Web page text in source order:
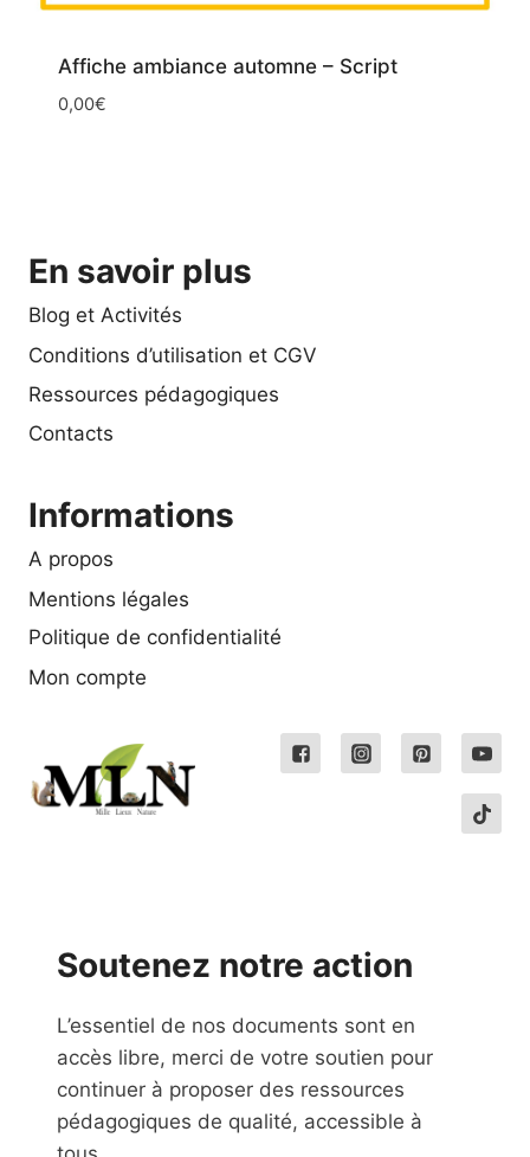
Affiche ambiance automne – Script
0,00€
En savoir plus
Blog et Activités
Conditions d’utilisation et CGV
Ressources pédagogiques
Contacts
Informations
A propos
Mentions légales
Politique de confidentialité
Mon compte
Soutenez notre action
L’essentiel de nos documents sont en
accès libre, merci de votre soutien pour
continuer à proposer des ressources
pédagogiques de qualité, accessible à